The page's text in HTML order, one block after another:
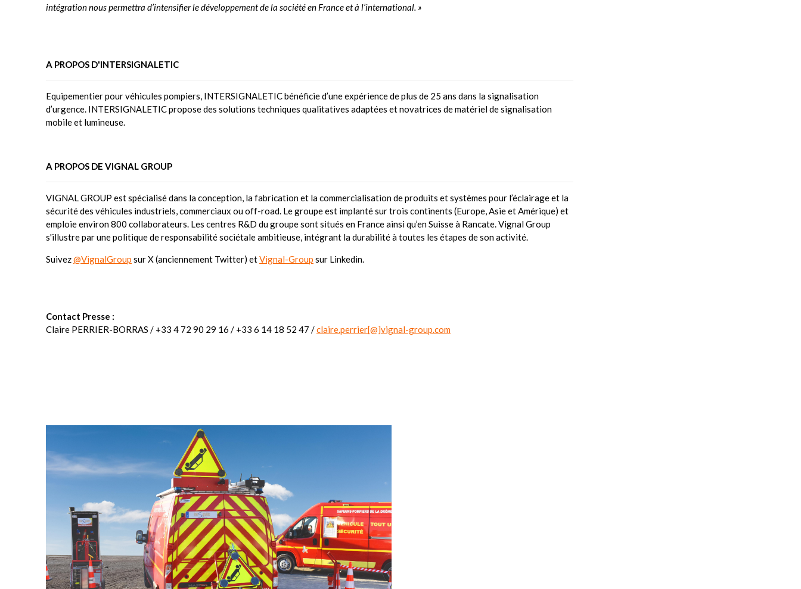
intégration nous permettra d’intensifier le développement de la société en France et à l’international. »
A PROPOS D'INTERSIGNALETIC
Equipementier pour véhicules pompiers, INTERSIGNALETIC bénéficie d’une expérience de plus de 25 ans dans la signalisation
d’urgence. INTERSIGNALETIC propose des solutions techniques qualitatives adaptées et novatrices de matériel de signalisation
mobile et lumineuse.
A PROPOS DE VIGNAL GROUP
VIGNAL GROUP est spécialisé dans la conception, la fabrication et la commercialisation de produits et systèmes pour l’éclairage et la
sécurité des véhicules industriels, commerciaux ou off-road. Le groupe est implanté sur trois continents (Europe, Asie et Amérique) et
emploie environ 800 collaborateurs. Les centres R&D du groupe sont situés en France ainsi qu’en Suisse à Rancate. Vignal Group
s'illustre par une politique de responsabilité sociétale ambitieuse, intégrant la durabilité à toutes les étapes de son activité.
Suivez@VignalGroup sur X (anciennement Twitter) etVignal-Group sur Linkedin.
Contact Presse :
Claire PERRIER-BORRAS / +33 4 72 90 29 16 / +33 6 14 18 52 47 /claire.perrier[@]vignal-group.com